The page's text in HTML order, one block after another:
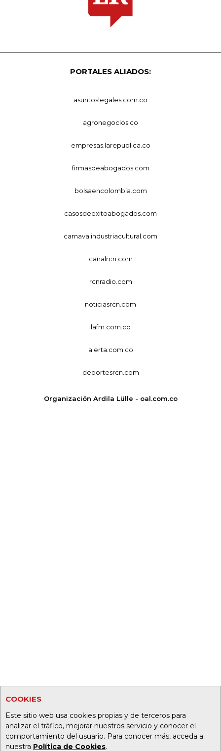
COOKIES
Este sitio web usa cookies propias y de terceros para
analizar el tráfico, mejorar nuestros servicio y conocer el
comportamiento del usuario. Para conocer más, acceda a
nuestra Política de Cookies.
PORTALES ALIADOS:
asuntoslegales.com.co
agronegocios.co
empresas.larepublica.co
firmasdeabogados.com
bolsaencolombia.com
casosdeexitoabogados.com
carnavalindustriacultural.com
canalrcn.com
rcnradio.com
noticiasrcn.com
lafm.com.co
alerta.com.co
deportesrcn.com
Organización Ardila Lülle - oal.com.co